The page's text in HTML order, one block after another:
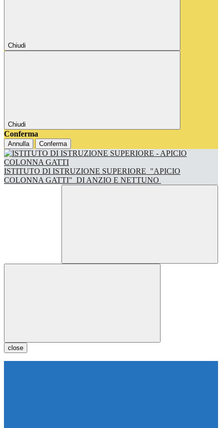
Chiudi
Chiudi
Conferma
Annulla Conferma
ISTITUTO DI ISTRUZIONE SUPERIORE "APICIO
COLONNA GATTI" DI ANZIO E NETTUNO
close